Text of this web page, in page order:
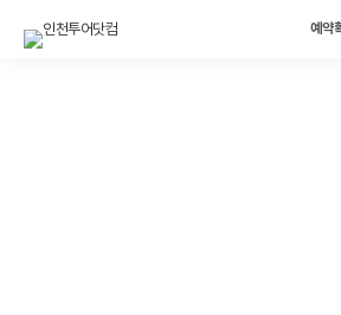
예약